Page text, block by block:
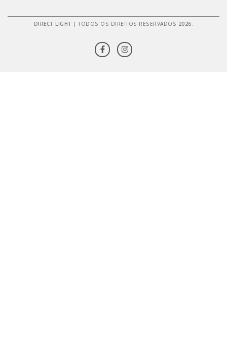
DIRECT LIGHT | TODOS OS DIREITOS RESERVADOS 2026